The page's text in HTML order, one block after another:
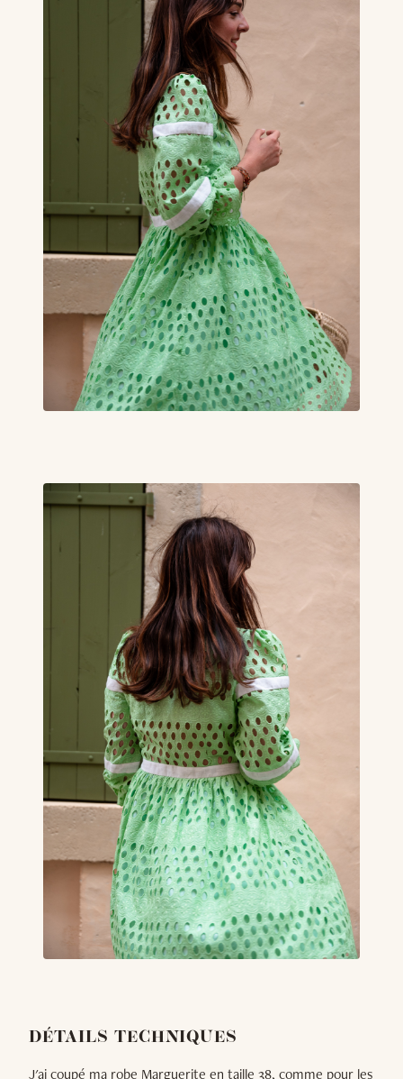
DÉTAILS TECHNIQUES
J'ai coupé ma robe Marguerite en taille 38, comme pour les